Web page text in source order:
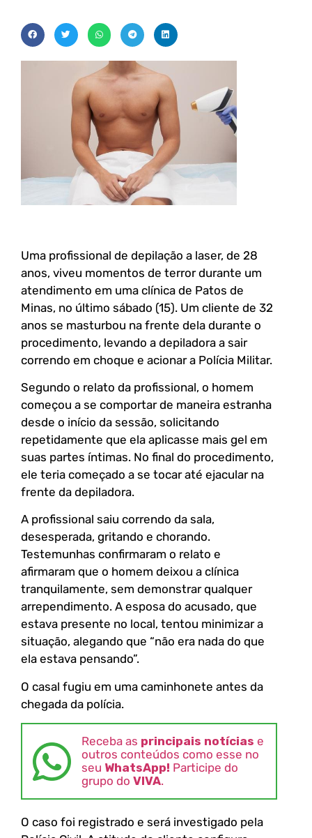
Uma profissional de depilação a laser, de 28
anos, viveu momentos de terror durante um
atendimento em uma clínica de Patos de
Minas, no último sábado (15). Um cliente de 32
anos se masturbou na frente dela durante o
procedimento, levando a depiladora a sair
correndo em choque e acionar a Polícia Militar.
Segundo o relato da profissional, o homem
começou a se comportar de maneira estranha
desde o início da sessão, solicitando
repetidamente que ela aplicasse mais gel em
suas partes íntimas. No final do procedimento,
ele teria começado a se tocar até ejacular na
frente da depiladora.
A profissional saiu correndo da sala,
desesperada, gritando e chorando.
Testemunhas confirmaram o relato e
afirmaram que o homem deixou a clínica
tranquilamente, sem demonstrar qualquer
arrependimento. A esposa do acusado, que
estava presente no local, tentou minimizar a
situação, alegando que “não era nada do que
ela estava pensando”.
O casal fugiu em uma caminhonete antes da
chegada da polícia.
Receba as principais notícias e
outros conteúdos como esse no
seu WhatsApp! Participe do
grupo do VIVA.
O caso foi registrado e será investigado pela